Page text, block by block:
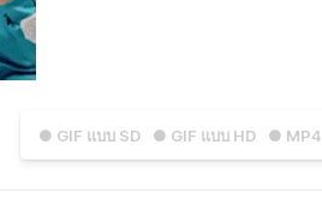
● GIF แบบ SD ● GIF แบบ HD ● MP4